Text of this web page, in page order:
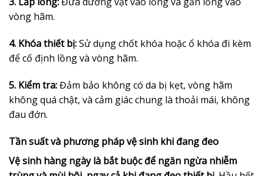
vòng hãm.
4. Khóa thiết bị:Sử dụng chốt khóa hoặc ổ khóa đi kèm
để cố định lồng và vòng hãm.
5. Kiểm tra:Đảm bảo không có da bị kẹt, vòng hãm
không quá chật, và cảm giác chung là thoải mái, không
đau đớn.
Tần suất và phương pháp vệ sinh khi đang đeo
Vệ sinh hàng ngày là bắt buộc để ngăn ngừa nhiễm